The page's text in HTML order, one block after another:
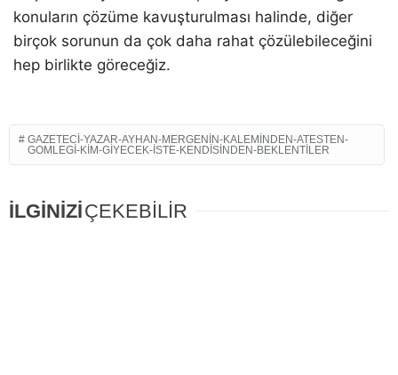
konuların çözüme kavuşturulması halinde, diğer
birçok sorunun da çok daha rahat çözülebileceğini
hep birlikte göreceğiz.
GAZETECI-YAZAR-AYHAN-MERGENIN-KALEMINDEN-ATESTEN-
GOMLEGI-KIM-GIYECEK-ISTE-KENDISINDEN-BEKLENTILER
İLGİNİZİÇEKEBİLİR